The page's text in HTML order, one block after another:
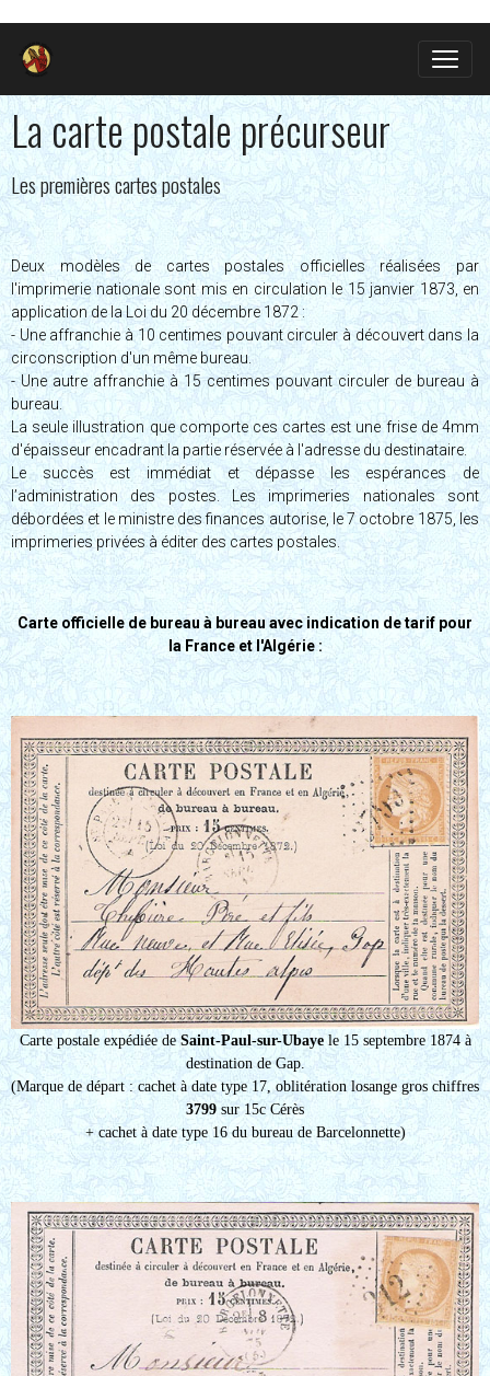
La carte postale précurseur
Les premières cartes postales
Deux modèles de cartes postales officielles réalisées par
l'imprimerie nationale sont mis en circulation le 15 janvier 1873, en
application de la Loi du 20 décembre 1872 :
- Une affranchie à 10 centimes pouvant circuler à découvert dans la
circonscription d'un même bureau.
- Une autre affranchie à 15 centimes pouvant circuler de bureau à
bureau.
La seule illustration que comporte ces cartes est une frise de 4mm
d'épaisseur encadrant la partie réservée à l'adresse du destinataire.
Le succès est immédiat et dépasse les espérances de
l’administration des postes. Les imprimeries nationales sont
débordées et le ministre des finances autorise, le 7 octobre 1875, les
imprimeries privées à éditer des cartes postales.
Carte officielle de bureau à bureau avec indication de tarif pour
la France et l'Algérie :
Carte postale expédiée de Saint-Paul-sur-Ubayele 15 septembre 1874 à
destination de Gap.
(Marque de départ : cachet à date type 17, oblitération losange gros chiffres
3799 sur 15c Cérès
+ cachet à date type 16 du bureau de Barcelonnette)